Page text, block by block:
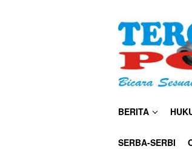
BERITA
SERBA-SERBI